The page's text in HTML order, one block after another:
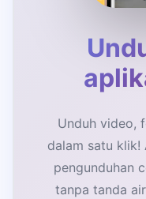
Unduh video,
dalam satu klik!
pengunduhan
tanpa tanda